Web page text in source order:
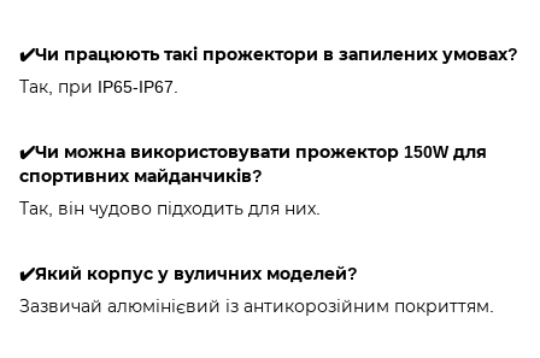
✔️Чи працюють такі прожектори в запилених умовах?
Так, при IP65-IP67.
✔️Чи можна використовувати прожектор 150W для
спортивних майданчиків?
Так, він чудово підходить для них.
✔️Який корпус у вуличних моделей?
Зазвичай алюмінієвий із антикорозійним покриттям.